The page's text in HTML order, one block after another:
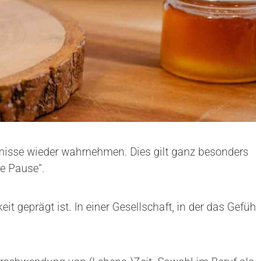
wieder wahrnehmen. Dies gilt ganz besonders
Pause“.
geprägt ist. In einer Gesellschaft, in der das Gefühl